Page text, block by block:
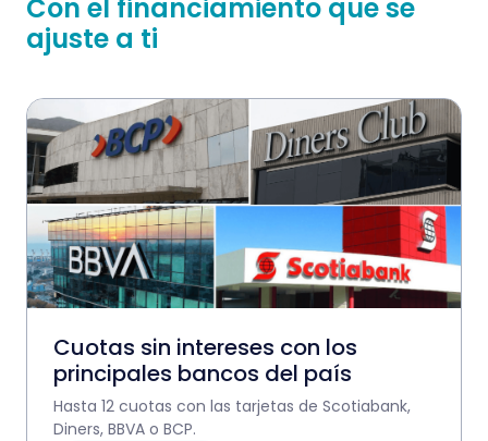
Con el financiamiento que se
ajuste a ti
Cuotas sin intereses con los
principales bancos del país
Hasta 12 cuotas con las tarjetas de Scotiabank,
Diners, BBVA o BCP.